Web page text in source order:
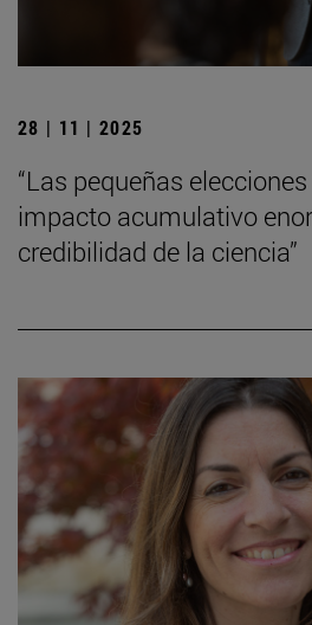
28 | 11 | 2025
“Las pequeñas
impacto acumulativo
credibilidad de la ciencia”